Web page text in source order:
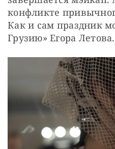
конфликте
Как и сам праздник
Грузию» Егора Летова.